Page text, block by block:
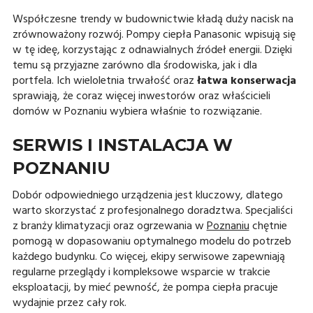
Współczesne trendy w budownictwie kładą duży nacisk na
zrównoważony rozwój. Pompy ciepła Panasonic wpisują się
w tę ideę, korzystając z odnawialnych źródeł energii. Dzięki
temu są przyjazne zarówno dla środowiska, jak i dla
portfela. Ich wieloletnia trwałość orazłatwa konserwacja
sprawiają, że coraz więcej inwestorów oraz właścicieli
domów w Poznaniu wybiera właśnie to rozwiązanie.
SERWIS I INSTALACJA W
POZNANIU
Dobór odpowiedniego urządzenia jest kluczowy, dlatego
warto skorzystać z profesjonalnego doradztwa. Specjaliści
z branży klimatyzacji oraz ogrzewania wPoznaniuchętnie
pomogą w dopasowaniu optymalnego modelu do potrzeb
każdego budynku. Co więcej, ekipy serwisowe zapewniają
regularne przeglądy i kompleksowe wsparcie w trakcie
eksploatacji, by mieć pewność, że pompa ciepła pracuje
wydajnie przez cały rok.